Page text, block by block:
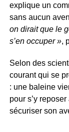
explique un
sans aucun
on dirait que le
s’en occuper »,
Selon des
courant qui se
: une baleine
pour s’y
sécuriser son